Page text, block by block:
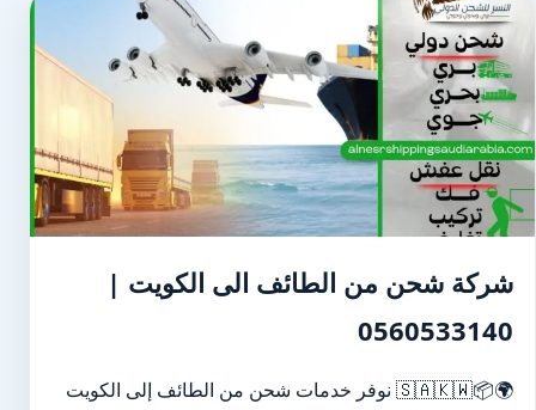
شركة شحن من الطائف الى الكويت |
0560533140
🌍📦🇸🇦🇰🇼 نوفر خدمات شحن من الطائف إلى الكويت